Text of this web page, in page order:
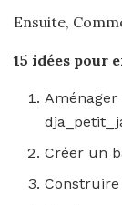
Ensuite,
15 idées pour
Créer un